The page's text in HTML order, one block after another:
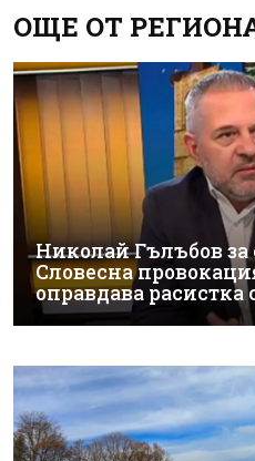
ОЩЕ ОТ
Николай Гълъбов за
Словесна
оправдава расистка